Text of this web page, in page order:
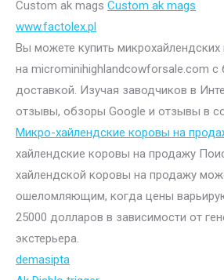
Custom ak mags Custom ak mags
www.factolex.pl
Вы можете купить
на microminihighlandcowforsale.com с
доставкой. Изучая заводчиков в
отзывы, обзоры Google и отзывы в
Микро-хайлендские коровы на
хайлендские коровы на продажу
хайлендской коровы на продажу
ошеломляющим, когда цены
25000 долларов в зависимости от
экстерьера.
demasipta